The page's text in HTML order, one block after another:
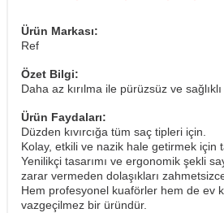
Ürün Markası:
Ref
Özet Bilgi:
Daha az kırılma ile pürüzsüz ve
Ürün Faydaları:
Düzden kıvırcığa tüm saç tipleri için.
Kolay, etkili ve nazik hale getirmek için
Yenilikçi tasarımı ve ergonomik şekli
zarar vermeden dolaşıkları
Hem profesyonel kuaförler hem de ev
vazgeçilmez bir üründür.